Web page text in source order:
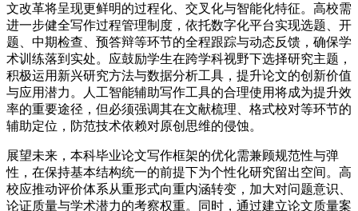
文改革将呈现更鲜明的过程化、交叉化与智能化特征。高校需
进一步健全写作过程管理制度，依托数字化平台实现选题、开
题、中期检查、预答辩等环节的全程跟踪与动态反馈，确保学
术训练落到实处。应鼓励学生在跨学科视野下选择研究主题，
积极运用新兴研究方法与数据分析工具，提升论文的创新价值
与应用潜力。人工智能辅助写作工具的合理使用将成为提升效
率的重要途径，但必须强调其在文献梳理、格式校对等环节的
辅助定位，防范技术依赖对原创思维的侵蚀。
展望未来，本科毕业论文写作框架的优化需兼顾规范性与弹
性，在保持基本结构统一的前提下为个性化研究留出空间。高
校应推动评价体系从重形式向重内涵转变，加大对问题意识、
论证质量与学术潜力的考察权重。同时，通过建立论文质量案